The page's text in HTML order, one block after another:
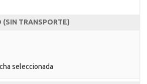
(SIN TRANSPORTE)
seleccionada